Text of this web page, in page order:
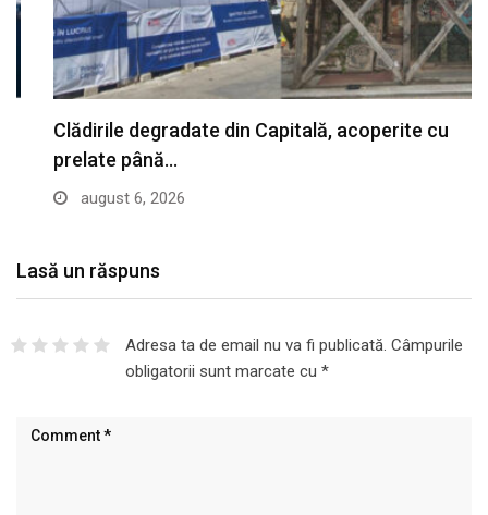
Clădirile degradate din Capitală, acoperite cu
prelate până…
august 6, 2026
Lasă un răspuns
Adresa ta de email nu va fi publicată. Câmpurile
obligatorii sunt marcate cu *